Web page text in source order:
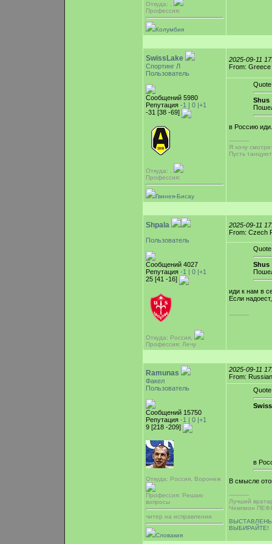
Откуда: ,
Профессия:
Колумбия
SwissLake
Спортинг Л
Пользователь
Сообщений 5980
Репутация -1 | 0 |+1
-31 [38 -69]
Откуда: ,
Профессия:
Гвинея-Бисау
2025-09-11
From: Greece
Quote
Shus
в Россию
-----------
Я хочу
Пусть
Shpala
Пользователь
Сообщений 4027
Репутация -1 | 0 |+1
25 [41 -16]
Откуда: Россия,
Профессия: Лечу
2025-09-11
From: Czech
Quote
Shus
иди к нам в
Если
-----------
Ramunas
Факел
Пользователь
Сообщений 15750
Репутация -1 | 0 |+1
9 [218 -209]
Откуда: Россия, Воронеж
Профессия: Решаю
вопросы
читер на исправлении
Словакия
2025-09-11
From:
Quote
в
В смысле
-----------
Лучший
Чемпион
ВЫБИРАЙТЕ!